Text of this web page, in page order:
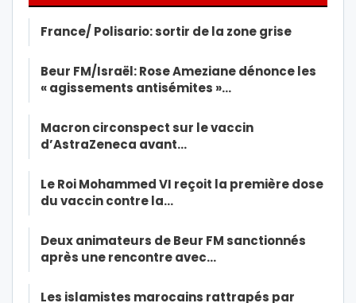
France/ Polisario: sortir de la zone grise
Beur FM/Israël: Rose Ameziane dénonce les
« agissements antisémites »…
Macron circonspect sur le vaccin
d’AstraZeneca avant…
Le Roi Mohammed VI reçoit la première dose
du vaccin contre la…
Deux animateurs de Beur FM sanctionnés
après une rencontre avec…
Les islamistes marocains rattrapés par